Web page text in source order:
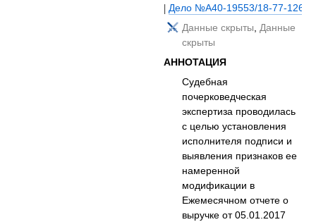
|Дело №А40-19553/18-77-126
Данные скрыты,Данные
скрыты
АННОТАЦИЯ
Судебная
почерковедческая
экспертиза проводилась
с целью установления
исполнителя подписи и
выявления признаков ее
намеренной
модификации в
Ежемесячном отчете о
выручке от 05.01.2017